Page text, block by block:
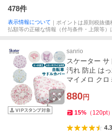
478件
表示情報について ｜ポイントは原則税抜
払額等の正確な情報（付与条件・上限等
sanrio
スケーター
汚れ 防止 は
マイメロ クロ
880円
15% （ 120pt）